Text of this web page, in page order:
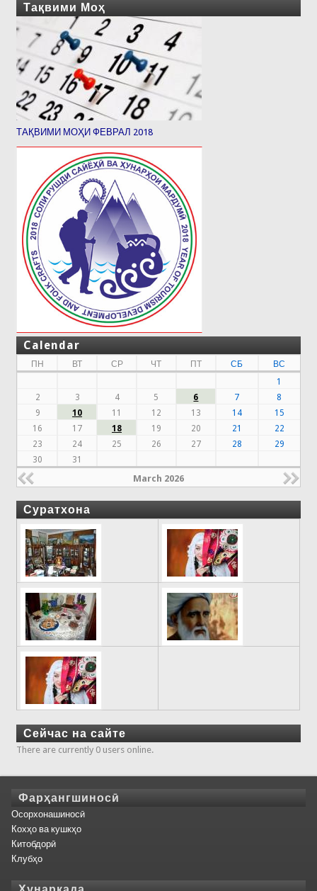
Тақвими Моҳ
ТАҚВИМИ МОҲИ ФЕВРАЛ 2018
Calendar
ПН ВТ СР ЧТ ПТ СБ
ВС
1
2
3 4 5 6 7
8
9
10 11 12 13 14
15
16
17 18 19 20 21
22
23
24 25 26 27 28
29
30
31
March 2026
Суратхона
Сейчас на сайте
There are currently 0 users online.
Фарҳангшиносӣ
Осорхонашиносӣ
Кохҳо ва кушкҳо
Китобдорӣ
Клубҳо